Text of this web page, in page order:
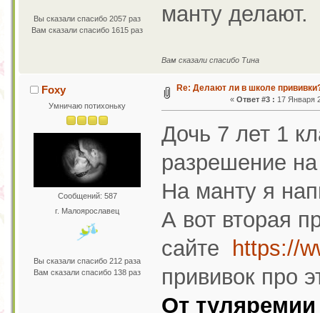
Вы сказали спасибо 2057 раз
Вам сказали спасибо 1615 раз
манту делают.
Вам сказали спасибо Тина
Foxy
Умничаю потихоньку
Сообщений: 587
г. Малоярославец
Вы сказали спасибо 212 раза
Вам сказали спасибо 138 раз
Re: Делают ли в школе
«Ответ #3 : 17 Января
Дочь 7 лет 1
разрешение
На манту я
А вот вторая
сайте https://
прививок про
От туляремии